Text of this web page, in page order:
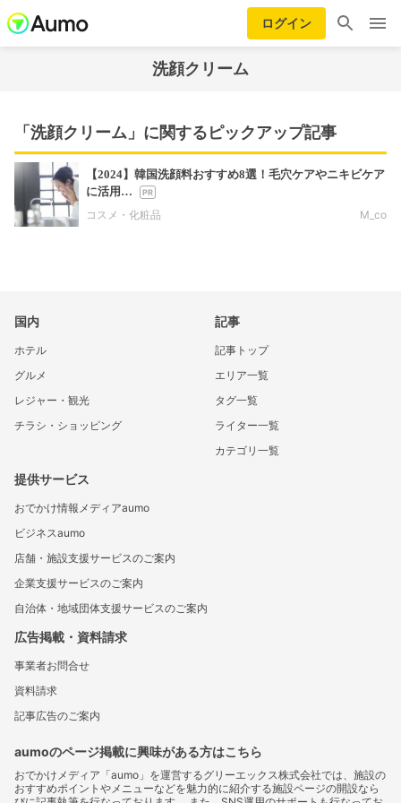
ログイン
洗顔クリーム
「洗顔クリーム」に関するピックアップ記事
【2024】韓国洗顔料おすすめ8選！毛穴ケアやニキビケア
に活用…
コスメ・化粧品
M_co
国内
ホテル
グルメ
レジャー・観光
チラシ・ショッピング
記事
記事トップ
エリア一覧
タグ一覧
ライター一覧
カテゴリ一覧
提供サービス
おでかけ情報メディアaumo
ビジネスaumo
店舗・施設支援サービスのご案内
企業支援サービスのご案内
自治体・地域団体支援サービスのご案内
広告掲載・資料請求
事業者お問合せ
資料請求
記事広告のご案内
aumoのページ掲載に興味がある方はこちら
おでかけメディア「aumo」を運営するグリーエックス株式会社では、施設の
おすすめポイントやメニューなどを魅力的に紹介する施設ページの開設なら